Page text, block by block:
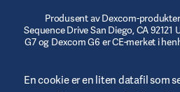
Produsent av Dexcom-
Sequence Drive San Diego, CA
G7 og Dexcom G6 er CE-merket i
Omnipod-logoen, DASH, DASH-
En cookie er en liten datafil som